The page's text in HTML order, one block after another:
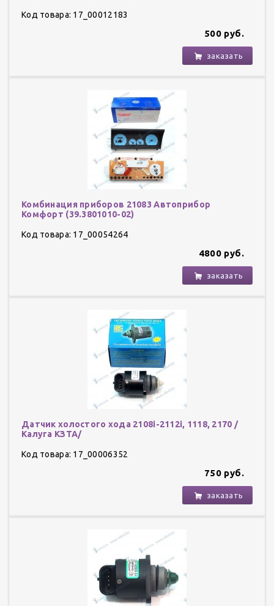
Код товара: 17_00012183
500 руб.
заказать
Комбинация приборов 21083 Автоприбор
Комфорт (39.3801010-02)
Код товара: 17_00054264
4800 руб.
заказать
Датчик холостого хода 2108i-2112i, 1118, 2170 /
Калуга КЗТА/
Код товара: 17_00006352
750 руб.
заказать